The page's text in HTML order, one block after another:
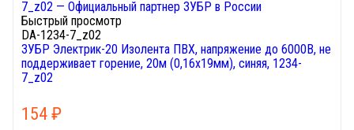
Быстрый просмотр
DA-1234-7_z02
ЗУБР Электрик-20 Изолента ПВХ, напряжение до 6000В, не
поддерживает горение, 20м (0,16x19мм), синяя, 1234-
7_z02
154₽